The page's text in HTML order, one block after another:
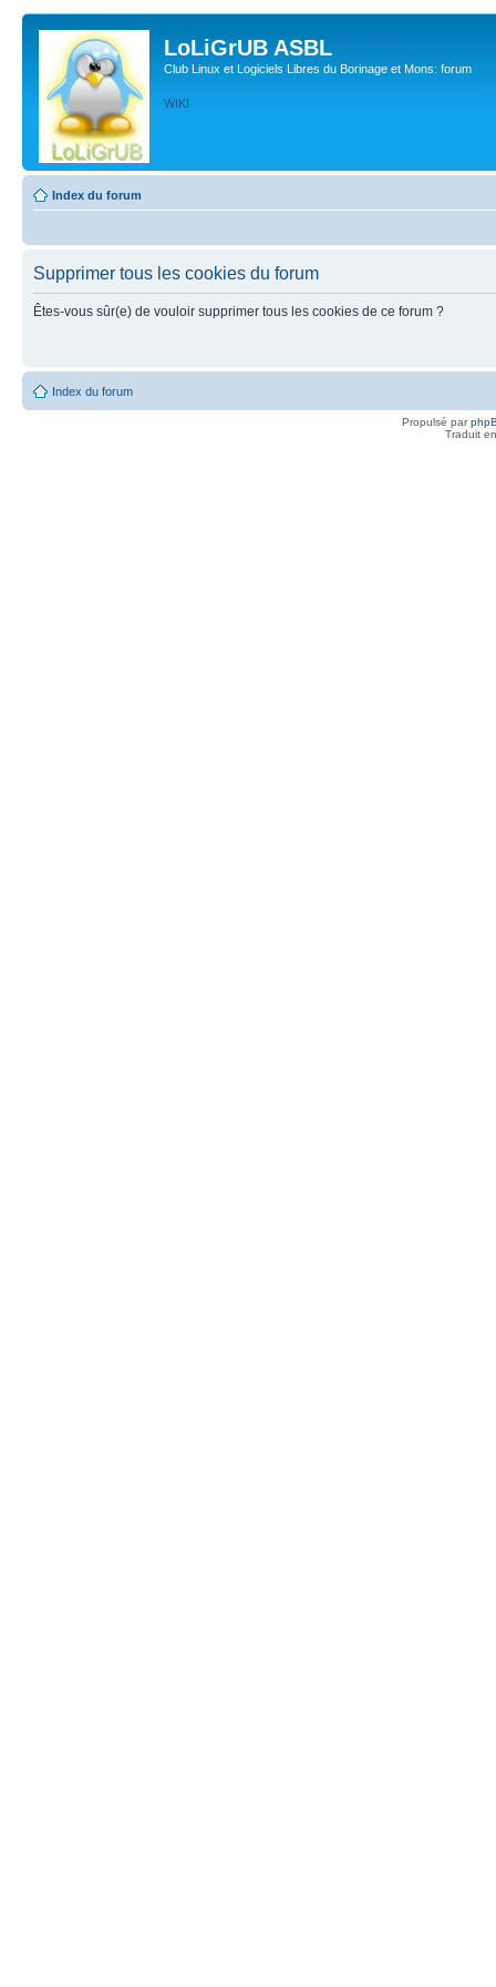
LoLiGrUB ASBL
Club Linux et Logiciels Libres du Borinage et Mons: forum
WIKI
Index du forum
Supprimer tous les cookies du forum
Êtes-vous sûr(e) de vouloir supprimer tous les cookies de ce forum ?
Index du forum
Propulsé par
Traduit